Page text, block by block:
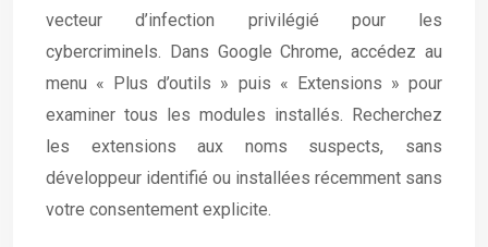
vecteur d’infection privilégié pour les
cybercriminels. Dans Google Chrome, accédez au
menu « Plus d’outils » puis « Extensions » pour
examiner tous les modules installés. Recherchez
les extensions aux noms suspects, sans
développeur identifié ou installées récemment sans
votre consentement explicite.